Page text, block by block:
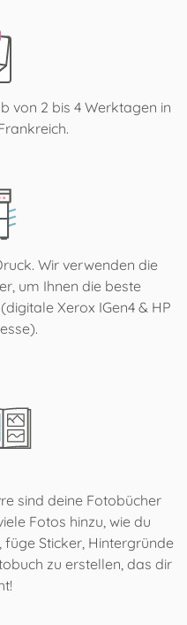
von 2 bis 4 Werktagen in
Wir verwenden die
um Ihnen die beste
Xerox IGen4 & HP
sind deine Fotobücher
Fotos hinzu, wie du
Sticker, Hintergründe
zu erstellen, das dir